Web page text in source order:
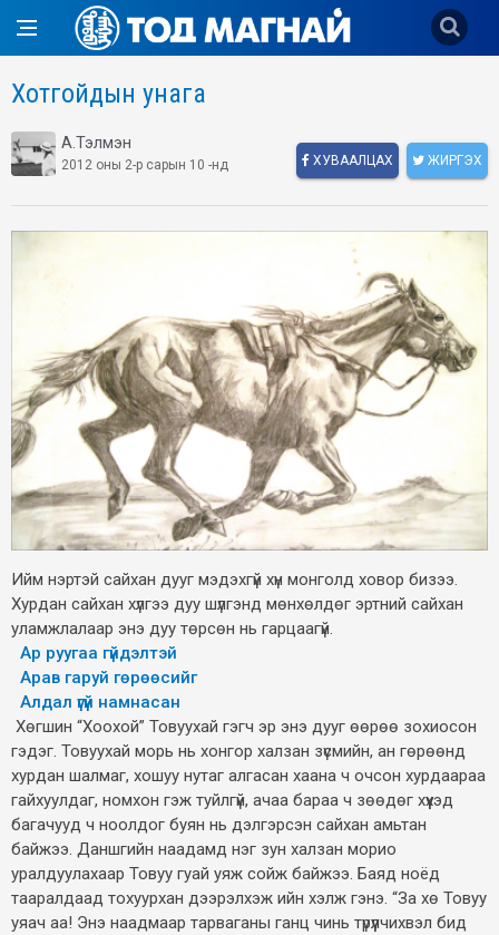
Хотгойдын унага
А.Тэлмэн
2012 оны 2-р сарын 10 -нд ХУВААЛЦАХ ЖИРГЭХ
Ийм нэртэй сайхан дууг мэдэхгүй хүн монголд ховор бизээ.
Хурдан сайхан хүлгээ дуу шүлгэнд мөнхөлдөг эртний сайхан
уламжлалаар энэ дуу төрсөн нь гарцаагүй.
Ар руугаа гүйдэлтэй
Арав гаруй гөрөөсийг
Алдал үгүй намнасан
Хөгшин “Хоохой” Товуухай гэгч эр энэ дууг өөрөө зохиосон
гэдэг. Товуухай морь нь хонгор халзан зүсмийн, ан гөрөөнд
хурдан шалмаг, хошуу нутаг алгасан хаана ч очсон хурдаараа
гайхуулдаг, номхон гэж туйлгүй, ачаа бараа ч зөөдөг хүүхэд
багачууд ч ноолдог буян нь дэлгэрсэн сайхан амьтан
байжээ. Даншгийн наадамд нэг зун халзан морио
уралдуулахаар Товуу гуай уяж сойж байжээ. Баяд ноёд
тааралдаад тохуурхан дээрэлхэж ийн хэлж гэнэ. “За хө Товуу
уяач аа! Энэ наадмаар тарваганы ганц чинь түрүүлчихвэл бид